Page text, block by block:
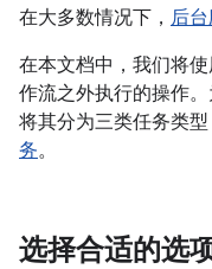
在大多数情况下， 后
在本文档中，我们将
作流之外执行的操作
将其分为三类任务类型
务。
选择合适的选